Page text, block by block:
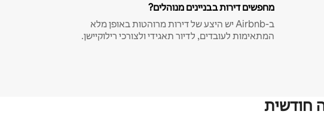
מחפשים דירות בבניינים מנוהלים?
ב-Airbnb יש היצע של דירות מרוהטות באופן מלא
המתאימות לעובדים, לדיור תאגידי ולצורכי רילוקיישן.
חודשית